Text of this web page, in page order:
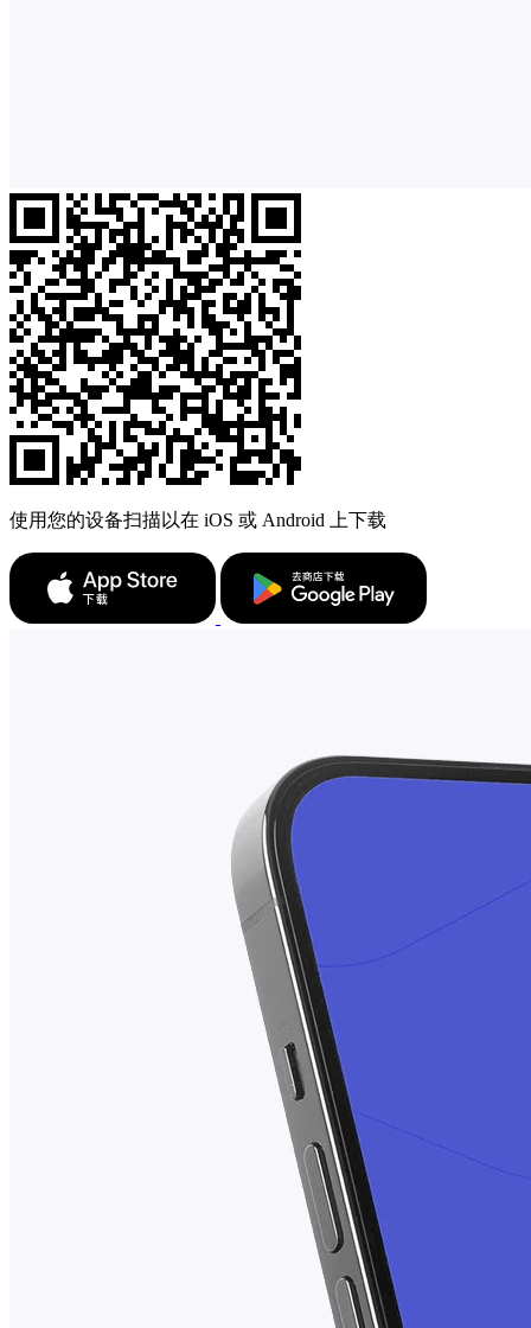
使用您的设备扫描以在 iOS 或 Android 上下载